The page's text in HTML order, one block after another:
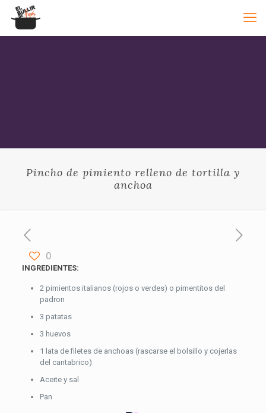
Pincho de pimiento relleno de tortilla y
anchoa
0
INGREDIENTES:
2 pimientos italianos (rojos o verdes) o pimentitos del
padron
3 patatas
3 huevos
1 lata de filetes de anchoas (rascarse el bolsillo y cojerlas
del cantabrico)
Aceite y sal
Pan